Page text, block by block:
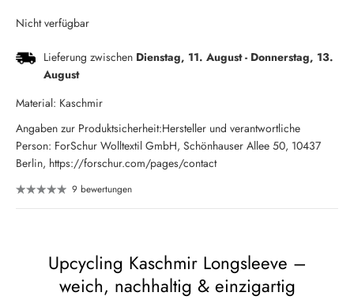
Nicht verfügbar
Lieferung zwischen Dienstag, 11. August- Donnerstag, 13.
August
Material: Kaschmir
Angaben zur Produktsicherheit:Hersteller und verantwortliche
Person: ForSchur Wolltextil GmbH, Schönhauser Allee 50, 10437
Berlin, https://forschur.com/pages/contact
9 bewertungen
Upcycling Kaschmir Longsleeve –
weich, nachhaltig & einzigartig